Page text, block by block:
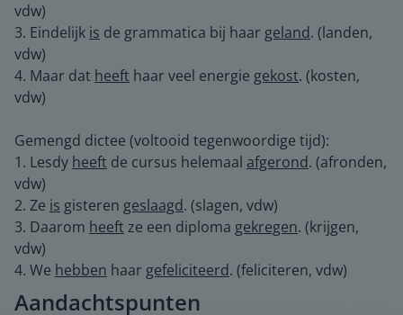
vdw)
3. Eindelijk is de grammatica bij haar geland. (landen,
vdw)
4. Maar dat heeft haar veel energie gekost. (kosten,
vdw)
Gemengd dictee (voltooid tegenwoordige tijd):
1. Lesdy heeft de cursus helemaal afgerond. (afronden,
vdw)
2. Ze is gisteren geslaagd. (slagen, vdw)
3. Daarom heeftze een diploma gekregen. (krijgen,
vdw)
4. We hebben haar gefeliciteerd. (feliciteren, vdw)
Aandachtspunten